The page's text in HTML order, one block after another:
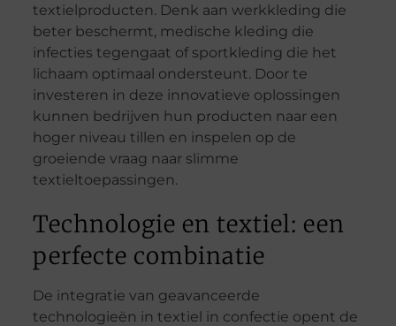
textielproducten. Denk aan werkkleding die
beter beschermt, medische kleding die
infecties tegengaat of sportkleding die het
lichaam optimaal ondersteunt. Door te
investeren in deze innovatieve oplossingen
kunnen bedrijven hun producten naar een
hoger niveau tillen en inspelen op de
groeiende vraag naar slimme
textieltoepassingen.
Technologie en textiel: een
perfecte combinatie
De integratie van geavanceerde
technologieën in textiel in confectie opent de